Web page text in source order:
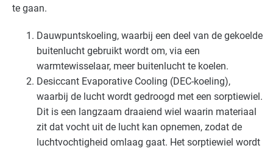
Zorg - eerstelijns
Zorg - kinderdagverblijven Gevorderd
Gevorderd
Zorg - zorginstellingen Gevorderd
te gaan.
Dauwpuntskoeling, waarbij een deel van de gekoelde
buitenlucht gebruikt wordt om, via een
warmtewisselaar, meer buitenlucht te koelen.
Desiccant Evaporative Cooling (DEC-koeling),
waarbij de lucht wordt gedroogd met een sorptiewiel.
Dit is een langzaam draaiend wiel waarin materiaal
zit dat vocht uit de lucht kan opnemen, zodat de
luchtvochtigheid omlaag gaat. Het sorptiewiel wordt